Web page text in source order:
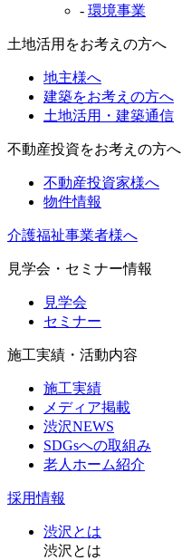
- 環境事業
土地活用をお考えの方へ
地主様へ
建築をお考えの方へ
土地活用・建築通信
不動産投資をお考えの方へ
不動産投資家様へ
物件情報
介護福祉事業者様へ
見学会・セミナー情報
見学会
セミナー
施工実績・活動内容
施工実績
メディア掲載
渋沢NEWS
SDGsへの取組み
老人ホーム紹介
採用情報
渋沢とは
渋沢とは